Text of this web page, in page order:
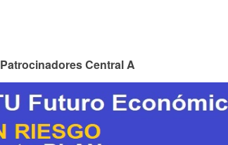
Patrocinadores Central A